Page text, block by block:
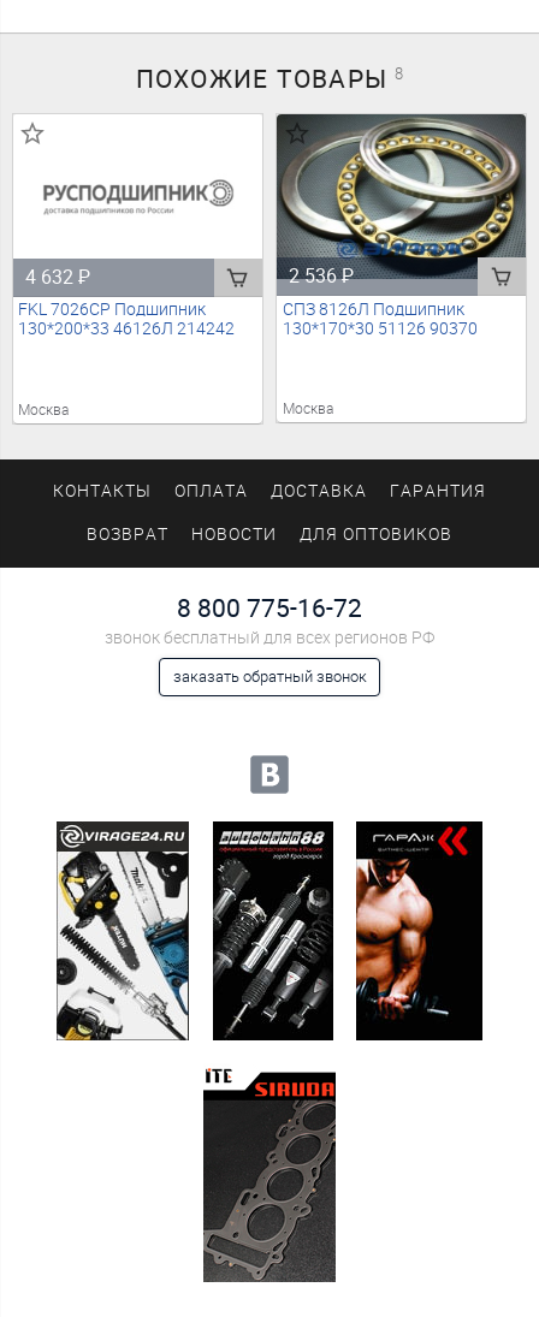
ПОХОЖИЕ ТОВАРЫ8
4 632₽
FKL 7026CP Подшипник
130*200*33 46126Л 214242
Москва
2 536₽
СПЗ 8126Л Подшипник
130*170*30 51126 90370
Москва
КОНТАКТЫ ОПЛАТА ДОСТАВКА ГАРАНТИЯ
ВОЗВРАТ НОВОСТИ ДЛЯ ОПТОВИКОВ
8 800 775-16-72
звонок бесплатный для всех регионов РФ
заказать обратный звонок